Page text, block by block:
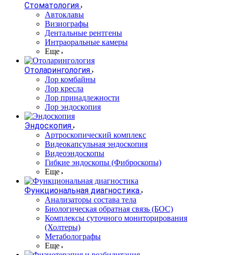
Стоматология
Автоклавы
Визиографы
Дентальные рентгены
Интраоральные камеры
Еще
Отоларингология
Лор комбайны
Лор кресла
Лор принадлежности
Лор эндоскопия
Эндоскопия
Артроскопический комплекс
Видеокапсульная эндоскопия
Видеоэндоскопы
Гибкие эндоскопы (Фиброcкопы)
Еще
Функциональная диагностика
Анализаторы состава тела
Биологическая обратная связь (БОС)
Комплексы суточного мониторирования
(Холтеры)
Метаболографы
Еще